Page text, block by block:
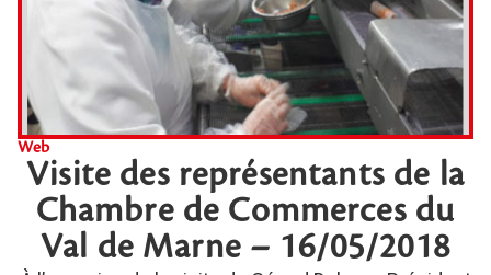
Web
Visite des représentants de la
Chambre de Commerces du
Val de Marne – 16/05/2018